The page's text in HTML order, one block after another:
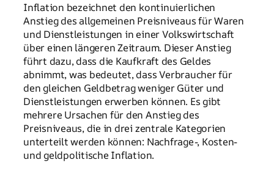
Inflation bezeichnet den kontinuierlichen
Anstieg des allgemeinen Preisniveaus für Waren
und Dienstleistungen in einer Volkswirtschaft
über einen längeren Zeitraum. Dieser Anstieg
führt dazu, dass die Kaufkraft des Geldes
abnimmt, was bedeutet, dass Verbraucher für
den gleichen Geldbetrag weniger Güter und
Dienstleistungen erwerben können. Es gibt
mehrere Ursachen für den Anstieg des
Preisniveaus, die in drei zentrale Kategorien
unterteilt werden können: Nachfrage-, Kosten-
und geldpolitische Inflation.